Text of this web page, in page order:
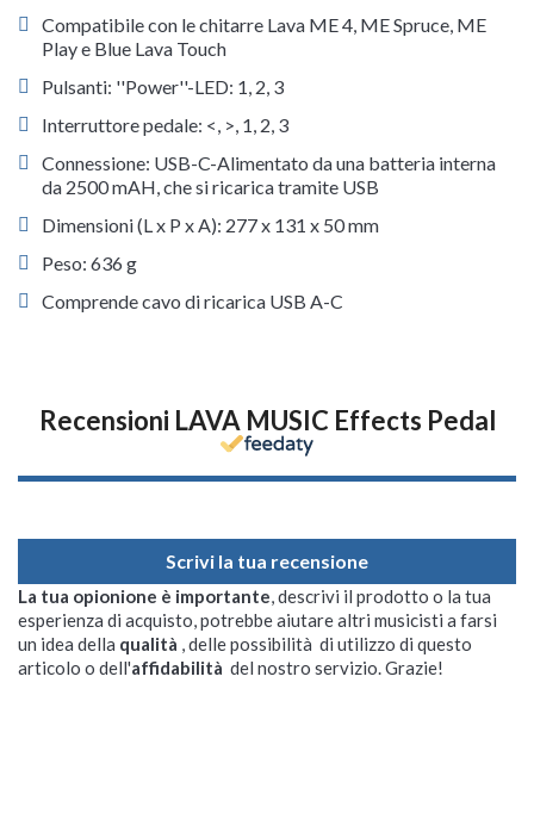
Compatibile con le chitarre Lava ME 4, ME Spruce, ME
Play e Blue Lava Touch
Pulsanti: ''Power''-LED: 1, 2, 3
Interruttore pedale: <, >, 1, 2, 3
Connessione: USB-C-Alimentato da una batteria interna
da 2500 mAH, che si ricarica tramite USB
Dimensioni (L x P x A): 277 x 131 x 50 mm
Peso: 636 g
Comprende cavo di ricarica USB A-C
Recensioni LAVA MUSIC Effects Pedal
Scrivi la tua recensione
La tua opionione è importante, descrivi il prodotto o la tua
esperienza di acquisto, potrebbe aiutare altri musicisti a farsi
un idea della qualità , delle possibilità di utilizzo di questo
articolo o dell'affidabilità del nostro servizio. Grazie!